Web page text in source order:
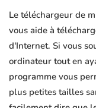
Le téléchargeur de
vous aide à
d'Internet. Si vous
ordinateur tout en
programme vous
plus petites tailles